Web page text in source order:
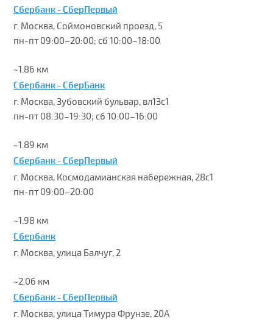
Сбербанк - СберПервый
г. Москва, Соймоновский проезд, 5
пн-пт 09:00–20:00; сб 10:00–18:00
~1.86 км
Сбербанк - СберБанк
г. Москва, Зубовский бульвар, вл13с1
пн-пт 08:30–19:30; сб 10:00–16:00
~1.89 км
Сбербанк - СберПервый
г. Москва, Космодамианская набережная, 28с1
пн-пт 09:00–20:00
~1.98 км
Сбербанк
г. Москва, улица Балчуг, 2
~2.06 км
Сбербанк - СберПервый
г. Москва, улица Тимура Фрунзе, 20А